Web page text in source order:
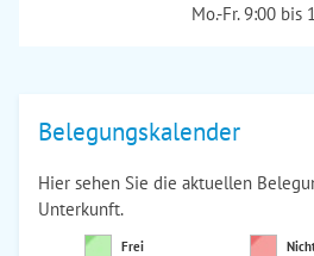
Mo.-Fr. 9:00 bis
Belegungskalender
Hier sehen Sie die aktuellen
Unterkunft.
Frei